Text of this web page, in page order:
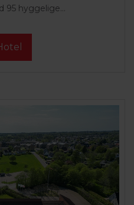
95 hyggelige...